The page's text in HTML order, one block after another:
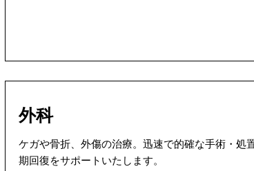
外科
ケガや骨折、外傷の治療。迅速で的確な手術・処
期回復をサポートいたします。